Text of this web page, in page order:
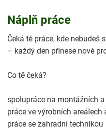
Náplň práce
Čeká tě práce, kde nebudeš
– každý den přinese nové
Co tě čeká?
spolupráce na montážních
práce ve výrobních
práce se zahradní technikou